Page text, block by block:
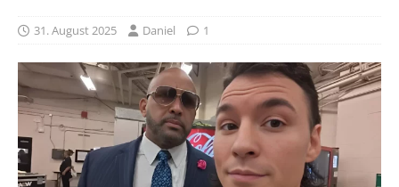
31. August 2025 Daniel 1